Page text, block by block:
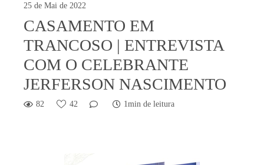
25 de Mai de 2022
CASAMENTO EM
TRANCOSO | ENTREVISTA
COM O CELEBRANTE
JERFERSON NASCIMENTO
82 42 1min de leitura